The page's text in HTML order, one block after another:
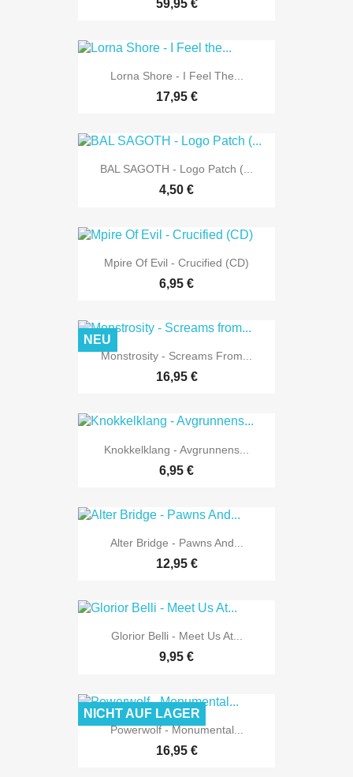
59,95 €
Lorna Shore - I Feel The...
17,95 €
BAL SAGOTH - Logo Patch (...
4,50 €
Mpire Of Evil - Crucified (CD)
6,95 €
Monstrosity - Screams From...
16,95 €
NEU
Knokkelklang - Avgrunnens...
6,95 €
Alter Bridge - Pawns And...
12,95 €
Glorior Belli - Meet Us At...
9,95 €
Powerwolf - Monumental...
16,95 €
NICHT AUF LAGER